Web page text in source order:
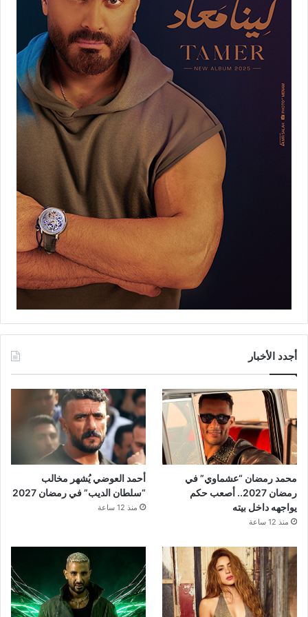
أجدد الأخبار
محمد رمضان “عشماوي” في
رمضان 2027.. أصعب حكم
يواجهه داخل بيته
منذ 12 ساعة
أحمد العوضي يُشهر مخالب
“سلطان الديب” في رمضان 2027
منذ 12 ساعة